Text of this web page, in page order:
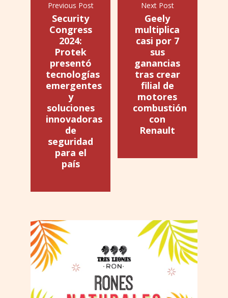
Previous Post
Security
Congress
2024:
Protek
presentó
tecnologías
emergentes
y
soluciones
innovadoras
de
seguridad
para el
país
Next Post
Geely
multiplica
casi por 7
sus
ganancias
tras crear
filial de
motores
combustión
con
Renault